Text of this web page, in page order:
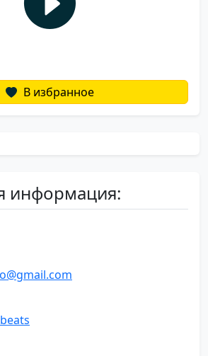
В избранное
информация: